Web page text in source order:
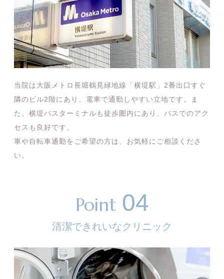
当院は大阪メトロ長堀鶴見緑地線「横堤駅」2番出口すぐ
隣のビル2階にあり、電車で通勤しやすい立地です。ま
た、横堤バスターミナルも徒歩圏内にあり、バスでのアク
セスも良好です。
車や自転車通勤をご希望の方は、お気軽にご相談くださ
い。
Point 04
清潔できれいなクリニック